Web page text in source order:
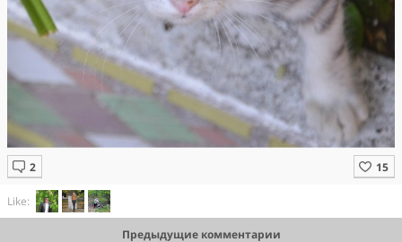
Like:
Предыдущие комментарии